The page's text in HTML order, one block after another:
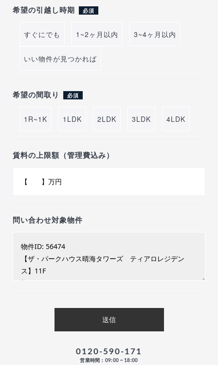
希望の引越し時期 必須
すぐにでも 1~2ヶ月以内 3~4ヶ月以内
いい物件が見つかれば
希望の間取り 必須
1R~1K 1LDK 2LDK 3LDK 4LDK
賃料の上限額（管理費込み）
問い合わせ対象物件
0120-590-171
営業時間：09:00 ~ 18:00